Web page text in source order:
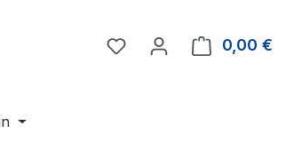
Du hast 0 Produkte auf
0,00 €